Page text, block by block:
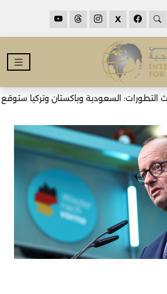
X
السعودية وباكستان وتركيا ستوقع